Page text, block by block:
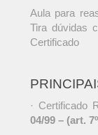
Aula para
Tira dúvidas
Certificado
· Certificado
04/99 – (art.